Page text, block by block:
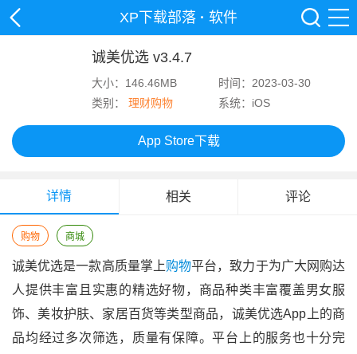
XP下载部落· 软件
诚美优选 v3.4.7
大小：146.46MB
时间：2023-03-30
类别： 理财购物 系统：iOS
App Store下载
详情 相关 评论
购物 商城
诚美优选是一款高质量掌上购物平台，致力于为广大网购达
人提供丰富且实惠的精选好物，商品种类丰富覆盖男女服
饰、美妆护肤、家居百货等类型商品，诚美优选app上的商
品均经过多次筛选，质量有保障。平台上的服务也十分完